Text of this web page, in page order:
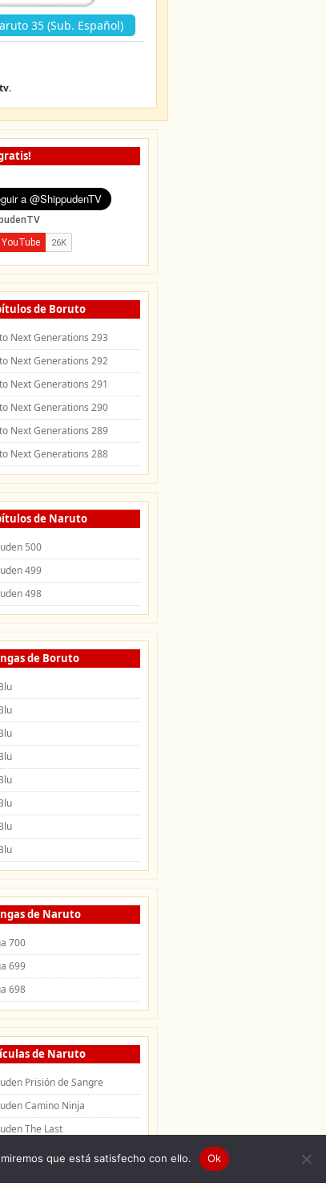
35 (Sub. Español)
.
de Boruto
Next Generations 293
Next Generations 292
Next Generations 291
Next Generations 290
Next Generations 289
Next Generations 288
de Naruto
500
499
498
de Boruto
de Naruto
700
699
698
de Naruto
Prisión de Sangre
Camino Ninja
The Last
que está satisfecho con ello. Ok